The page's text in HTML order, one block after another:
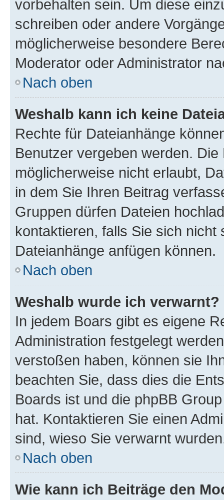
vorbehalten sein. Um diese
schreiben oder andere
möglicherweise besondere
Moderator oder Administrator
Nach oben
Weshalb kann ich keine
Rechte für Dateianhänge
Benutzer vergeben werden.
möglicherweise nicht erlaubt,
in dem Sie Ihren Beitrag
Gruppen dürfen Dateien
kontaktieren, falls Sie sich
Dateianhänge anfügen können.
Nach oben
Weshalb wurde ich verwarnt?
In jedem Boars gibt es eigene
Administration festgelegt
verstoßen haben, können sie
beachten Sie, dass dies die
Boards ist und die phpBB
hat. Kontaktieren Sie einen
sind, wieso Sie verwarnt
Nach oben
Wie kann ich Beiträge den